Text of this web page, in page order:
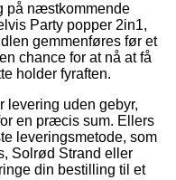
på næstkommende
Party popper 2in1,
gemmenføres før et
chance for at nå at få
holder fyraften.
levering uden gebyr,
en præcis sum. Ellers
leveringsmetode, som
Solrød Strand eller
din bestilling til et